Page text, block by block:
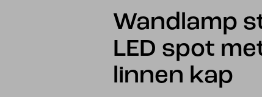
Wandlamp
LED spot
linnen kap